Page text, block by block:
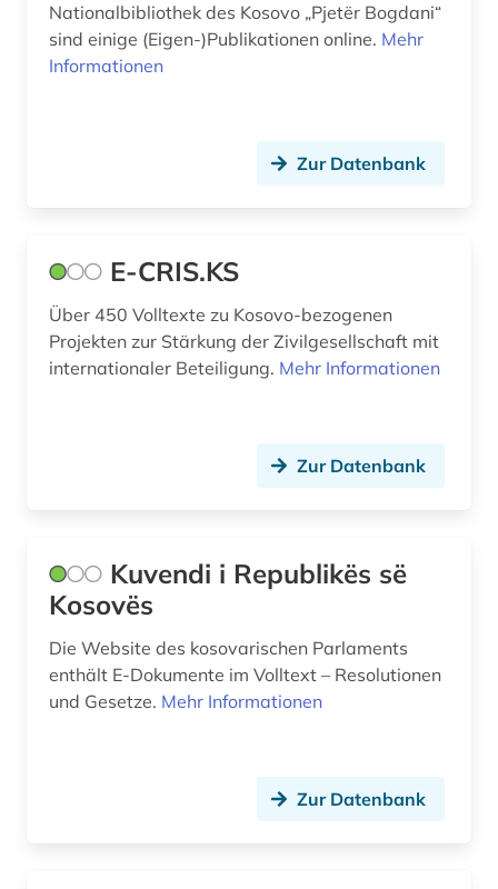
Nationalbibliothek des Kosovo „Pjetër Bogdani“
sind einige (Eigen-)Publikationen online. Mehr
Informationen
Zur Datenbank
E-CRIS.KS
Über 450 Volltexte zu Kosovo-bezogenen
Projekten zur Stärkung der Zivilgesellschaft mit
internationaler Beteiligung. Mehr Informationen
Zur Datenbank
Kuvendi i Republikës së
Kosovës
Die Website des kosovarischen Parlaments
enthält E-Dokumente im Volltext – Resolutionen
und Gesetze. Mehr Informationen
Zur Datenbank